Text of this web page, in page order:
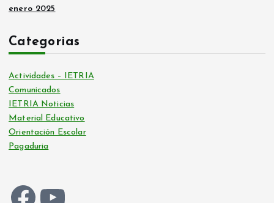
enero 2025
Categorias
Actividades – IETRIA
Comunicados
IETRIA Noticias
Material Educativo
Orientación Escolar
Pagaduria
Facebook YouTube